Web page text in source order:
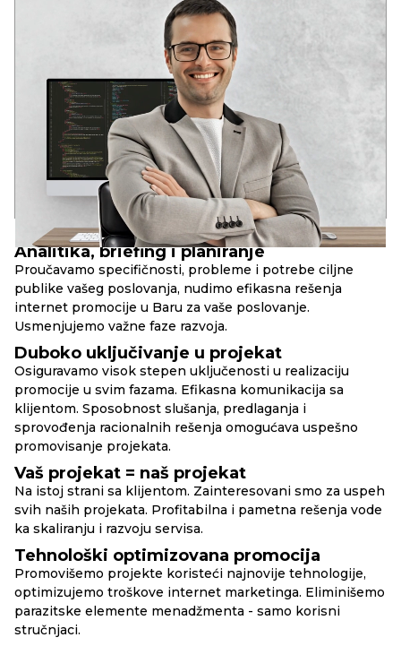
PRINCIPIRBAND
Analitika, briefing i planiranje
Proučavamo specifičnosti, probleme i potrebe ciljne
publike vašeg poslovanja, nudimo efikasna rešenja
internet promocije u Baru za vaše poslovanje.
Usmenjujemo važne faze razvoja.
Duboko uključivanje u projekat
Osiguravamo visok stepen uključenosti u realizaciju
promocije u svim fazama. Efikasna komunikacija sa
klijentom. Sposobnost slušanja, predlaganja i
sprovođenja racionalnih rešenja omogućava uspešno
promovisanje projekata.
Vaš projekat = naš projekat
Na istoj strani sa klijentom. Zainteresovani smo za uspeh
svih naših projekata. Profitabilna i pametna rešenja vode
ka skaliranju i razvoju servisa.
Tehnološki optimizovana promocija
Promovišemo projekte koristeći najnovije tehnologije,
optimizujemo troškove internet marketinga. Eliminišemo
parazitske elemente menadžmenta - samo korisni
stručnjaci.
17+
godina u razvoju
90+
uspešnih web-projekata
10+
složenih web-servisa
VODEĆI DEVELOPER
Dva stručna obrazovanja u oblasti razvoja softvera
U mladom uzrastu prepoznao potencijal informacionih
tehnologija: globalizaciju i duboku integraciju IT rešenja u
društvene strukture savremenog društva.
Iskustvo u raznim IT oblastima od 2006. godine. Analitičko
sistemsko razmišljanje. Kompetencije za rešavanje poslovnih
zadataka, DevOps, Full Stack, SEO.